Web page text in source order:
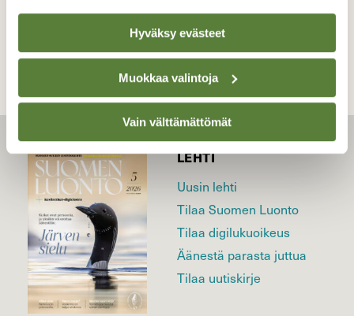
Hyväksy evästeet
Muokkaa valintoja
Vain välttämättömät
TAKAISIN LISTAAN
LEHTI
Uusin lehti
Tilaa Suomen Luonto
Tilaa digilukuoikeus
Äänestä parasta juttua
Tilaa uutiskirje